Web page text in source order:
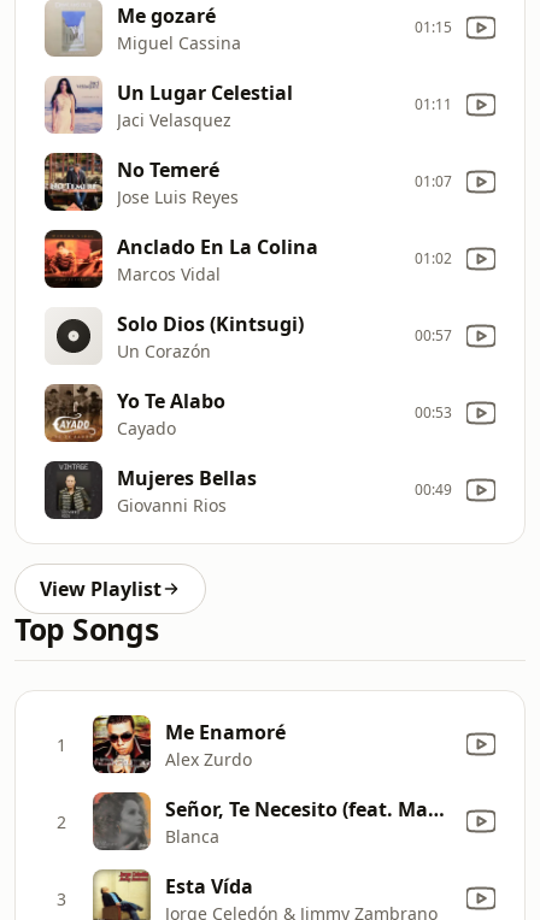
Me gozaré
Miguel Cassina
01:15
Un Lugar Celestial
Jaci Velasquez
01:11
No Temeré
Jose Luis Reyes
01:07
Anclado En La Colina
Marcos Vidal
01:02
Solo Dios (Kintsugi)
Un Corazón
00:57
Yo Te Alabo
Cayado
00:53
Mujeres Bellas
Giovanni Rios
00:49
View Playlist
Top Songs
1 Me Enamoré
Alex Zurdo
2 Señor, Te Necesito (feat. Matt Maher)
Blanca
3 Esta Vída
Jorge Celedón & Jimmy Zambrano